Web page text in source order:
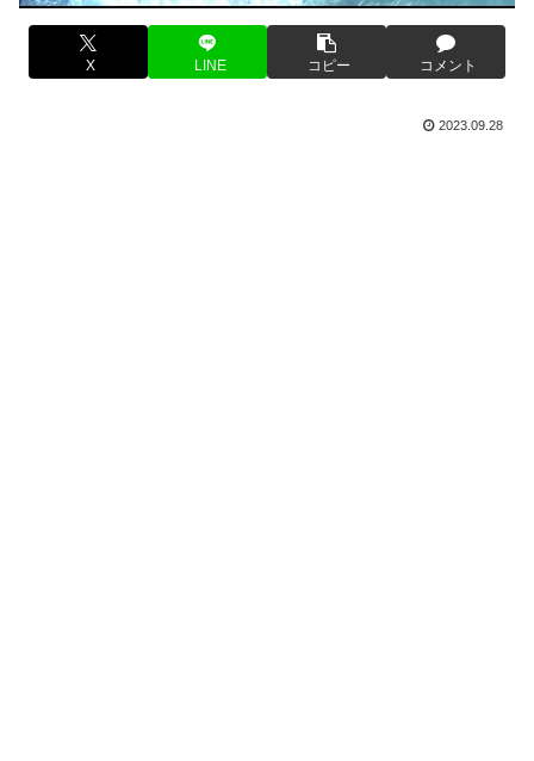
X LINE コピー コメント
2023.09.28